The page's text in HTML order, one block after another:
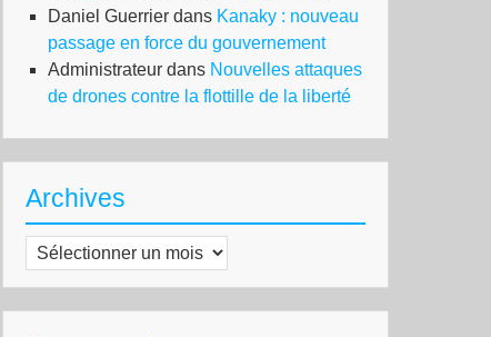
Daniel Guerrier dans Kanaky : nouveau
passage en force du gouvernement
Administrateur dans Nouvelles attaques
de drones contre la flottille de la liberté
Archives
Archives